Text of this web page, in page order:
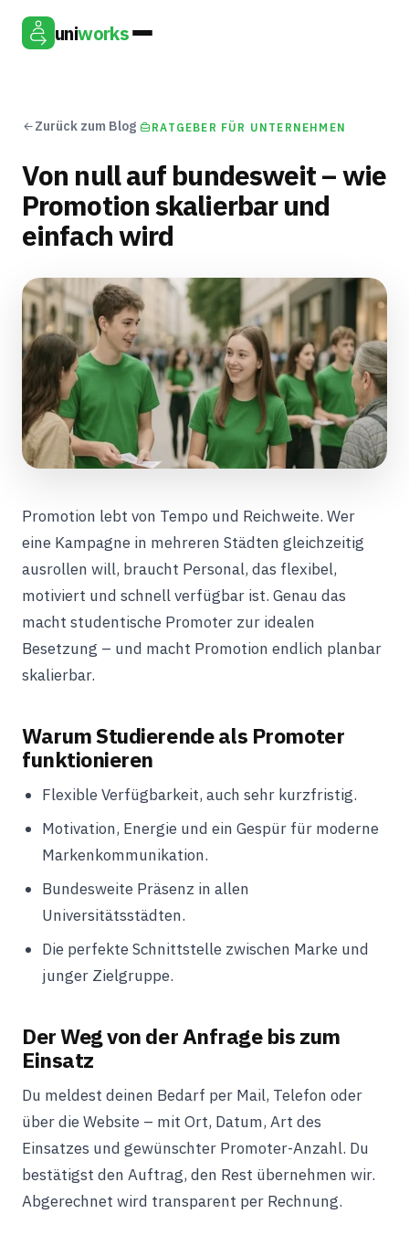
uniworks
Zurück zum Blog RATGEBER FÜR UNTERNEHMEN
Von null auf bundesweit – wie
Promotion skalierbar und
einfach wird
Promotion lebt von Tempo und Reichweite. Wer
eine Kampagne in mehreren Städten gleichzeitig
ausrollen will, braucht Personal, das flexibel,
motiviert und schnell verfügbar ist. Genau das
macht studentische Promoter zur idealen
Besetzung – und macht Promotion endlich planbar
skalierbar.
Warum Studierende als Promoter
funktionieren
Flexible Verfügbarkeit, auch sehr kurzfristig.
Motivation, Energie und ein Gespür für moderne
Markenkommunikation.
Bundesweite Präsenz in allen
Universitätsstädten.
Die perfekte Schnittstelle zwischen Marke und
junger Zielgruppe.
Der Weg von der Anfrage bis zum
Einsatz
Du meldest deinen Bedarf per Mail, Telefon oder
über die Website – mit Ort, Datum, Art des
Einsatzes und gewünschter Promoter-Anzahl. Du
bestätigst den Auftrag, den Rest übernehmen wir.
Abgerechnet wird transparent per Rechnung.